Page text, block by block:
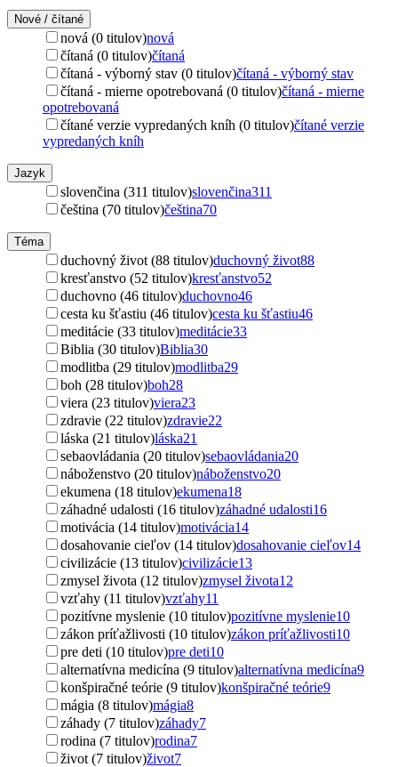
Nové / čítané
nová (0 titulov)nová
čítaná (0 titulov)čítaná
čítaná - výborný stav (0 titulov)čítaná - výborný stav
čítaná - mierne opotrebovaná (0 titulov)čítaná - mierne
opotrebovaná
čítané verzie vypredaných kníh (0 titulov)čítané verzie
vypredaných kníh
Jazyk
slovenčina (311 titulov)slovenčina311
čeština (70 titulov)čeština70
Téma
duchovný život (88 titulov)duchovný život88
kresťanstvo (52 titulov)kresťanstvo52
duchovno (46 titulov)duchovno46
cesta ku šťastiu (46 titulov)cesta ku šťastiu46
meditácie (33 titulov)meditácie33
Biblia (30 titulov)Biblia30
modlitba (29 titulov)modlitba29
boh (28 titulov)boh28
viera (23 titulov)viera23
zdravie (22 titulov)zdravie22
láska (21 titulov)láska21
sebaovládania (20 titulov)sebaovládania20
náboženstvo (20 titulov)náboženstvo20
ekumena (18 titulov)ekumena18
záhadné udalosti (16 titulov)záhadné udalosti16
motivácia (14 titulov)motivácia14
dosahovanie cieľov (14 titulov)dosahovanie cieľov14
civilizácie (13 titulov)civilizácie13
zmysel života (12 titulov)zmysel života12
vzťahy (11 titulov)vzťahy11
pozitívne myslenie (10 titulov)pozitívne myslenie10
zákon príťažlivosti (10 titulov)zákon príťažlivosti10
pre deti (10 titulov)pre deti10
alternatívna medicína (9 titulov)alternatívna medicína9
konšpiračné teórie (9 titulov)konšpiračné teórie9
mágia (8 titulov)mágia8
záhady (7 titulov)záhady7
rodina (7 titulov)rodina7
život (7 titulov)život7